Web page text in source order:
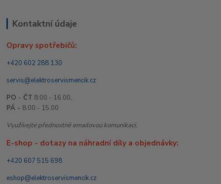
Kontaktní údaje
Opravy spotřebičů:
+420 602 288 130
servis@elektroservismencik.cz
PO - ČT 8:00 - 16.00,
PÁ - 8.00 - 15.00
Využívejte přednostně emailovou komunikaci.
E-shop - dotazy na náhradní díly a objednávky:
+420 607 515 698
eshop@elektroservismencik.cz